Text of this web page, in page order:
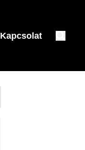
Kapcsolat